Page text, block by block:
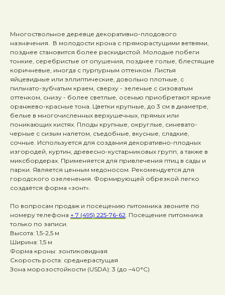
Многоствольное деревце декоративно-плодового
назначения. В молодости крона с пряморастущими ветвями,
позднее становится более раскидистой. Молодые побеги
тонкие, серебристые от опушения, позднее голые, блестящие
коричневые, иногда с пурпурным оттенком. Листья
яйцевидные или эллиптические, довольно плотные, с
пильчато-зубчатым краем, сверху - зеленые с сизоватым
оттенком, снизу - более светлые, осенью приобретают яркие
оранжево-красные тона. Цветки крупные, до 3 см в диаметре,
белые в многочисленных верхушечных, прямых или
поникающих кистях. Плоды крупные, округлые, синевато-
черные с сизым налетом, съедобные, вкусные, сладкие,
сочные. Используется для создания декоративно-плодных
изгородей, куртин, древесно-кустарниковых групп, а также в
миксбордерах. Применяется для привлечения птиц в сады и
парки. Является ценным медоносом. Рекомендуется для
городского озеленения. Формирующей обрезкой легко
создаётся форма «зонт».
По вопросам продаж и посещению питомника звоните по
номеру телефона + 7 (495) 225-76-62. Посещение питомника
только по записи.
Высота: 1,5-2,5 м
Ширина: 1,5 м
Форма кроны: зонтиковидная
Скорость роста: среднерастущая
Зона морозостойкости (USDA): 3 (до –40°C)